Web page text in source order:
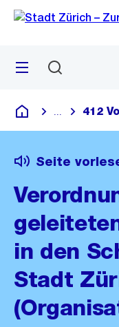
Navigation
Sprunglink
Menü
Deutsch
Blende alle
412
Seite
in den
Stadt